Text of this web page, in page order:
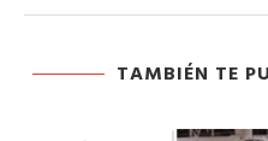
TAMBIÉN TE